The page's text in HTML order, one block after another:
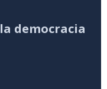
democracia